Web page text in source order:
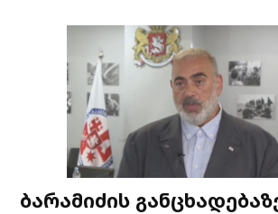
ბარამიძის